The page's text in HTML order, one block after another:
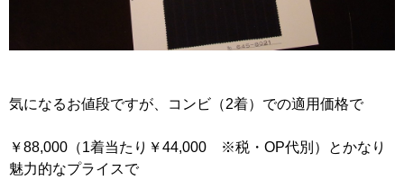
気になるお値段ですが、コンビ（2着）での適用価格で
￥88,000（1着当たり￥44,000 ※税・OP代別）とかなり
魅力的なプライスで